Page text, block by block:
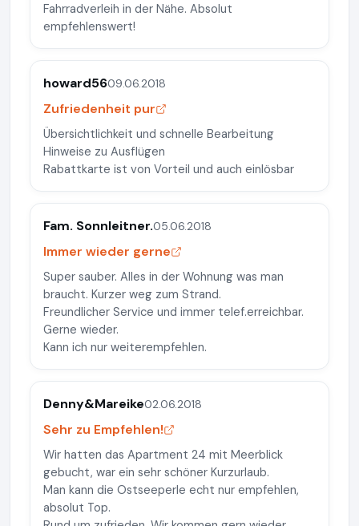
Fahrradverleih in der Nähe. Absolut
empfehlenswert!
howard5609.06.2018
Zufriedenheit pur
Übersichtlichkeit und schnelle Bearbeitung
Hinweise zu Ausflügen
Rabattkarte ist von Vorteil und auch einlösbar
Fam. Sonnleitner.05.06.2018
Immer wieder gerne
Super sauber. Alles in der Wohnung was man
braucht. Kurzer weg zum Strand.
Freundlicher Service und immer telef.erreichbar.
Gerne wieder.
Kann ich nur weiterempfehlen.
Denny&Mareike02.06.2018
Sehr zu Empfehlen!
Wir hatten das Apartment 24 mit Meerblick
gebucht, war ein sehr schöner Kurzurlaub.
Man kann die Ostseeperle echt nur empfehlen,
absolut Top.